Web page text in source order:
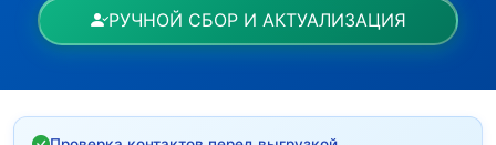
РУЧНОЙ СБОР И АКТУАЛИЗАЦИЯ